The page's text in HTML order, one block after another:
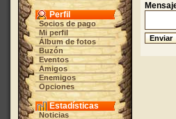
Perfil
Socios de pago
Mi perfil
Álbum de fotos
Buzón
Eventos
Amigos
Enemigos
Opciones
Estadísticas
Noticias